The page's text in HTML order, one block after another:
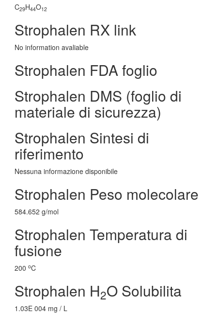
C29H44O12
Strophalen RX link
No information avaliable
Strophalen FDA foglio
Strophalen DMS (foglio di
materiale di sicurezza)
Strophalen Sintesi di
riferimento
Nessuna informazione disponibile
Strophalen Peso molecolare
584.652 g/mol
Strophalen Temperatura di
fusione
200 oC
Strophalen H2O Solubilita
1.03E 004 mg / L